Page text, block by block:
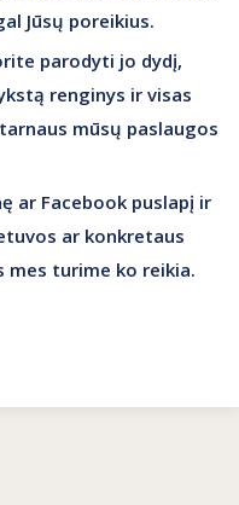
Jūsų poreikius.
parodyti jo dydį,
renginys ir visas
mūsų paslaugos
ar Facebook puslapį ir
ar konkretaus
mes turime ko reikia.